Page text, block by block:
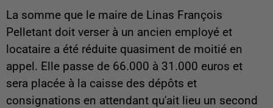
La somme que le maire de Linas François
Pelletant doit verser à un ancien employé et
locataire a été réduite quasiment de moitié en
appel. Elle passe de 66.000 à 31.000 euros et
sera placée à la caisse des dépôts et
consignations en attendant qu'ait lieu un second